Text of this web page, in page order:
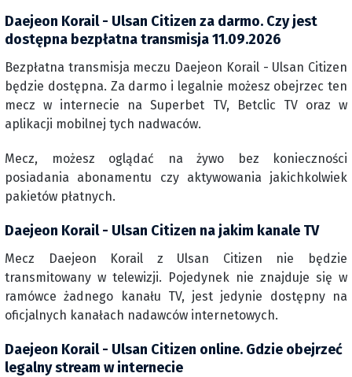
Daejeon Korail - Ulsan Citizen za darmo. Czy jest
dostępna bezpłatna transmisja 11.09.2026
Bezpłatna transmisja meczu Daejeon Korail - Ulsan Citizen
będzie dostępna. Za darmo i legalnie możesz obejrzec ten
mecz w internecie na Superbet TV, Betclic TV oraz w
aplikacji mobilnej tych nadwaców.
Mecz, możesz oglądać na żywo bez konieczności
posiadania abonamentu czy aktywowania jakichkolwiek
pakietów płatnych.
Daejeon Korail - Ulsan Citizen na jakim kanale TV
Mecz Daejeon Korail z Ulsan Citizen nie będzie
transmitowany w telewizji. Pojedynek nie znajduje się w
ramówce żadnego kanału TV, jest jedynie dostępny na
oficjalnych kanałach nadawców internetowych.
Daejeon Korail - Ulsan Citizen online. Gdzie obejrzeć
legalny stream w internecie